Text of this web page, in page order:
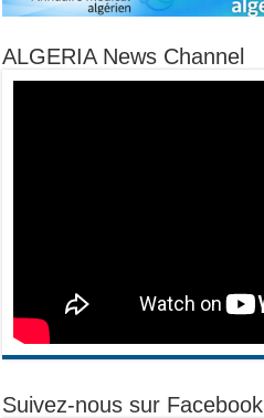
ALGERIA News Channel
Suivez-nous sur Facebook